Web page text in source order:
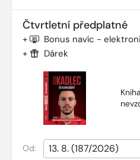
Čtvrtletní předplatné
+ Bonus navíc -
+ Dárek
Od: